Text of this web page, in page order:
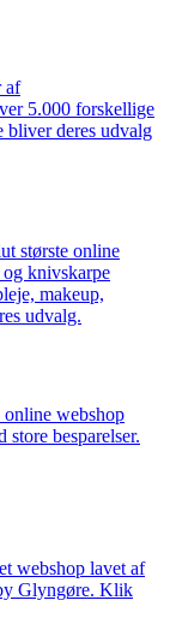
af
5.000 forskellige
bliver deres udvalg
største online
knivskarpe
makeup,
udvalg.
webshop
besparelser.
webshop lavet af
Glyngøre. Klik